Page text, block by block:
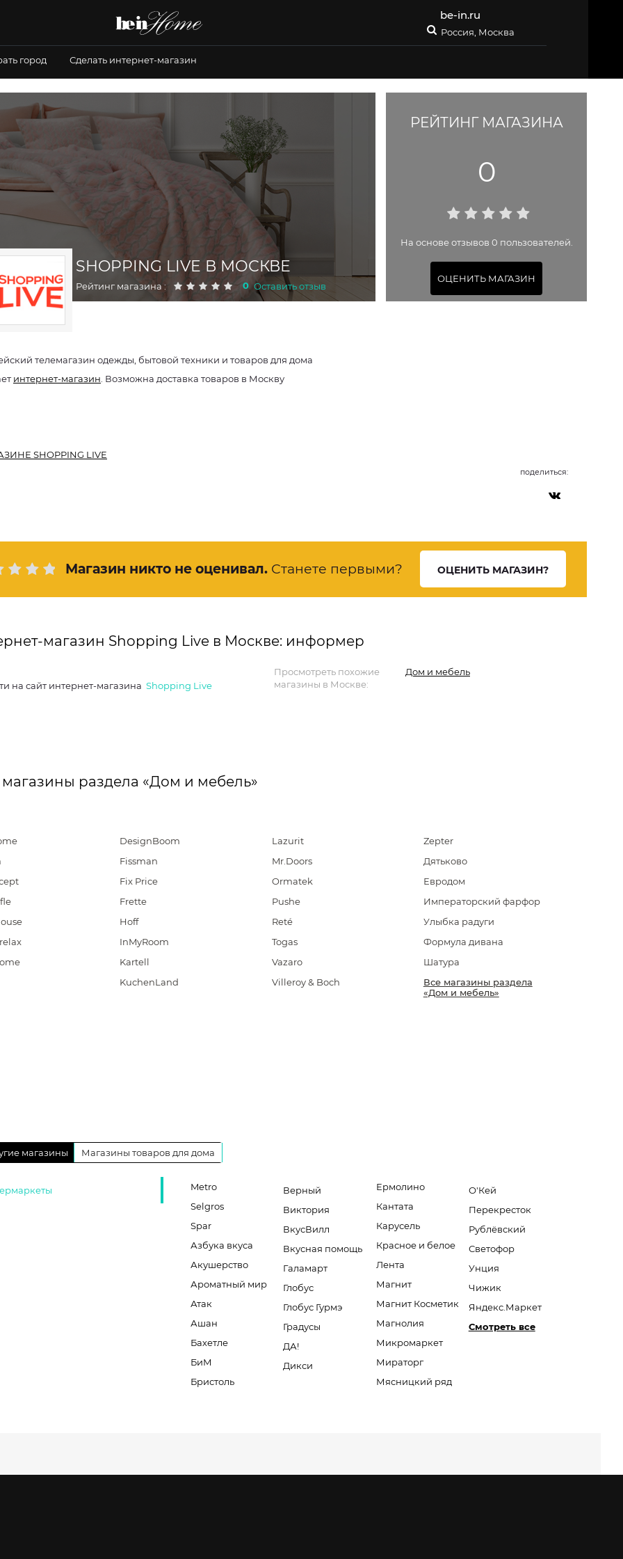
be-in.ru
Россия, Москва
город Сделать интернет-магазин
SHOPPING LIVE В МОСКВЕ
Рейтинг магазина : 0 Оставить отзыв
РЕЙТИНГ МАГАЗИНА
0
На основе отзывов 0 пользователей.
ОЦЕНИТЬ МАГАЗИН
телемагазин одежды, бытовой техники и товаров для дома
интернет-магазин . Возможна доставка товаров в Москву
SHOPPING LIVE
поделиться:
Магазин никто не оценивал. Станете первыми? ОЦЕНИТЬ МАГАЗИН?
магазин Shopping Live в Москве: информер
на сайт интернет-магазина Shopping Live
Просмотреть похожие
магазины в Москве:
Дом и мебель
раздела «Дом и мебель»
DesignBoom
Fissman
Fix Price
Frette
Hoff
InMyRoom
Kartell
KuchenLand
Lazurit
Mr.Doors
Ormatek
Pushe
Reté
Togas
Vazaro
Villeroy & Boch
Zepter
Дятьково
Евродом
Императорский фарфор
Улыбка радуги
Формула дивана
Шатура
Все магазины раздела
«Дом и мебель»
магазины Магазины товаров для дома
Metro
Selgros
Spar
Азбука вкуса
Акушерство
Ароматный мир
Атак
Ашан
Бахетле
БиМ
Бристоль
Верный
Виктория
ВкусВилл
Вкусная помощь
Галамарт
Глобус
Глобус Гурмэ
Градусы
ДА!
Дикси
Ермолино
Кантата
Карусель
Красное и белое
Лента
Магнит
Магнит Косметик
Магнолия
Микромаркет
Мираторг
Мясницкий ряд
О'Кей
Перекресток
Рублёвский
Светофор
Унция
Чижик
Яндекс.Маркет
Смотреть все